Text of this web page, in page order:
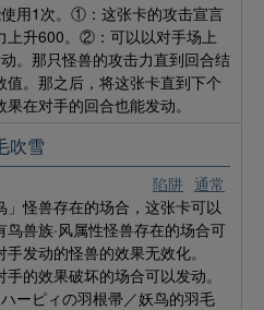
用1次。①：这张卡的攻击宣言
上升600。②：可以以对手场上
。那只怪兽的攻击力直到回合结
。那之后，将这张卡直到下个
在对手的回合也能发动。
陷阱 通常
吹雪
」怪兽存在的场合，这张卡可以
兽族·风属性怪兽存在的场合可
发动的怪兽的效果无效化。
的效果破坏的场合可以发动。
ーピィの羽根帚／妖鸟的羽毛